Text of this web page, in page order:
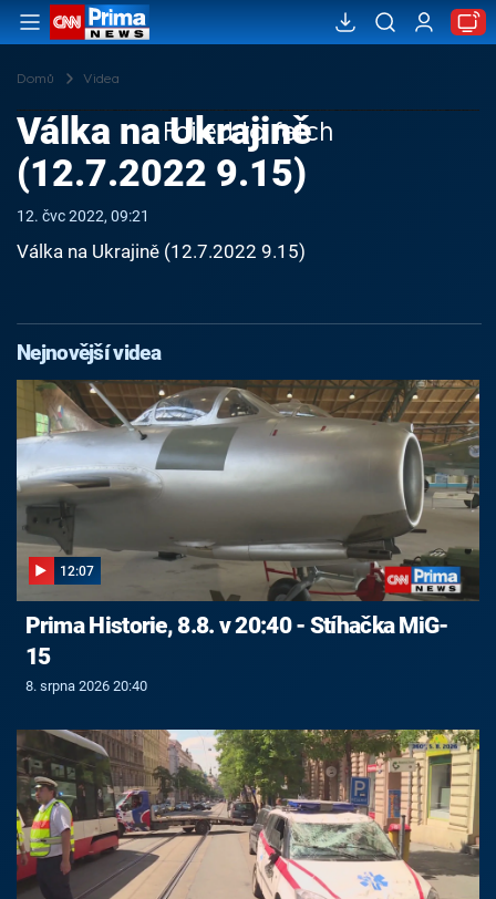
Domů Videa
Failed to fetch
Válka na Ukrajině
(12.7.2022 9.15)
12. čvc 2022, 09:21
Válka na Ukrajině (12.7.2022 9.15)
Nejnovější videa
12:07
Prima Historie, 8.8. v 20:40 - Stíhačka MiG-
15
8. srpna 2026 20:40